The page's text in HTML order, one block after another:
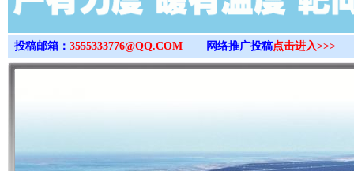
投稿邮箱： 3555333776@QQ.COM 网络推广投稿点击进入>>>